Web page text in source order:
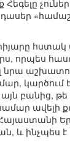
հստակ
որպես
նրա
բանից, թե
ավելի
և ինչպես է